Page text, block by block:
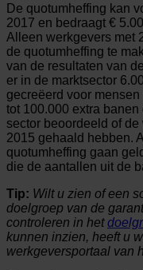
De quotumheffing kan
2017 en bedraagt €
Alleen werkgevers met
de quotumheffing te
van de resultaten van
er in de marktsector
gecreëerd voor
tot 100.000 extra
sector beoordeeld of
2015 gehaald hebben.
quotumheffing gaan
die de aantallen uit de
Tip: Wilt u zien of een
doelgroep van de
controleren in het
kunnen inzien, heeft u
werkgeversportaal van